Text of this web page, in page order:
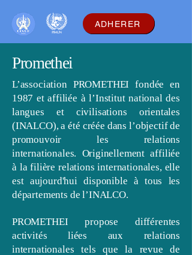
ADHERER
Promethei
L’association PROMETHEI fondée en
1987 et affiliée à l’Institut national des
langues et civilisations orientales
(INALCO), a été créée dans l’objectif de
promouvoir les relations
internationales. Originellement affiliée
à la filière relations internationales, elle
est aujourd'hui disponible à tous les
départements de l’INALCO.
PROMETHEI propose différentes
activités liées aux relations
internationales tels que la revue de